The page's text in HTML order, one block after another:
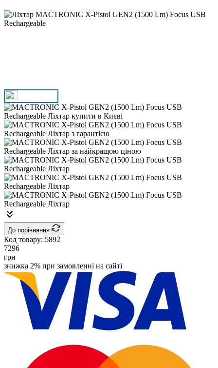
До порівняння
Код товару: 5892
7296
грн
знижка 2% при замовленні на сайті